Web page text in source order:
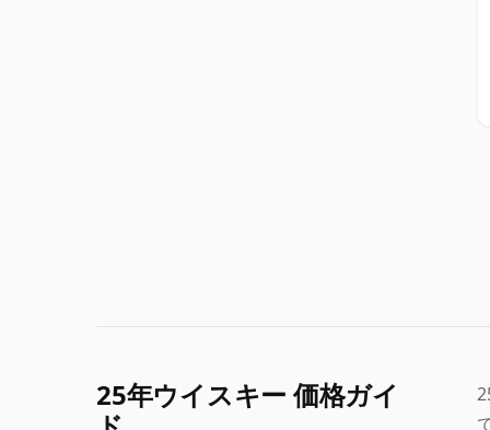
25年ウイスキー 価格ガイ